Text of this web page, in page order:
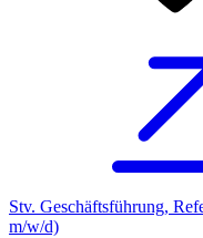
Stv. Geschäftsführung,
m/w/d)